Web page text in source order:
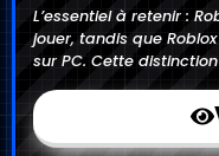
L’essentiel à retenir :
jouer, tandis que
sur PC. Cette distinction